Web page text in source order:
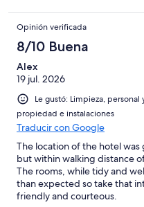
Opinión verificada
8/10 Buena
Alex
19 jul. 2026
Le gustó: Limpieza,
propiedad e instalaciones
Traducir con Google
The location of the hotel
but within walking distance
The rooms, while tidy and
than expected so take that
friendly and courteous.